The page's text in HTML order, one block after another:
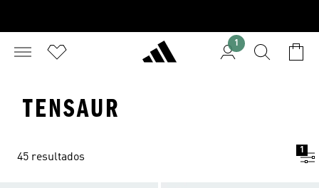
1
TENSAUR
45 resultados
1